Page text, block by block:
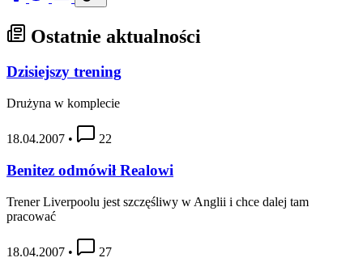
Ostatnie aktualności
Dzisiejszy trening
Drużyna w komplecie
18.04.2007 • 22
Benitez odmówił Realowi
Trener Liverpoolu jest szczęśliwy w Anglii i chce dalej tam
pracować
18.04.2007 • 27